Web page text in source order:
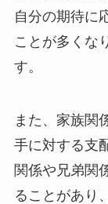
自分の期待に
ことが多くな
す。
また、家族関
手に対する支
関係や兄弟関
ることがあり